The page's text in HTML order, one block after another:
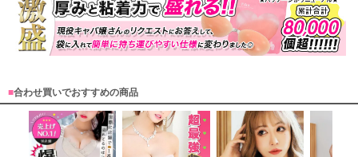
)
■合わせ買いでおすすめの商品